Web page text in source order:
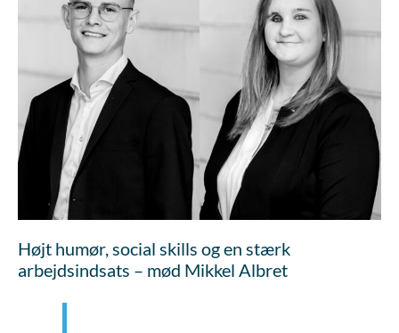
Højt humør, social skills og en stærk
arbejdsindsats – mød Mikkel Albret